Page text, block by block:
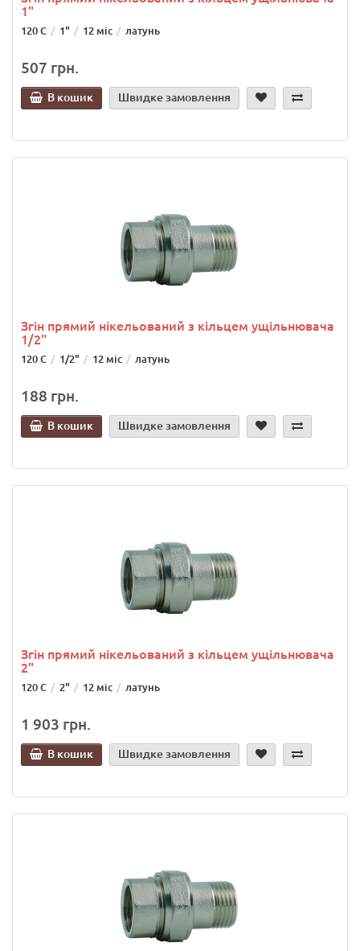
1"
120 C 1" 12 міс латунь
507 грн.
В кошик Швидке замовлення
Згін прямий нікельований з кільцем ущільнювача
1/2"
120 C 1/2" 12 міс латунь
188 грн.
В кошик Швидке замовлення
Згін прямий нікельований з кільцем ущільнювача
2"
120 C 2" 12 міс латунь
1 903 грн.
В кошик Швидке замовлення